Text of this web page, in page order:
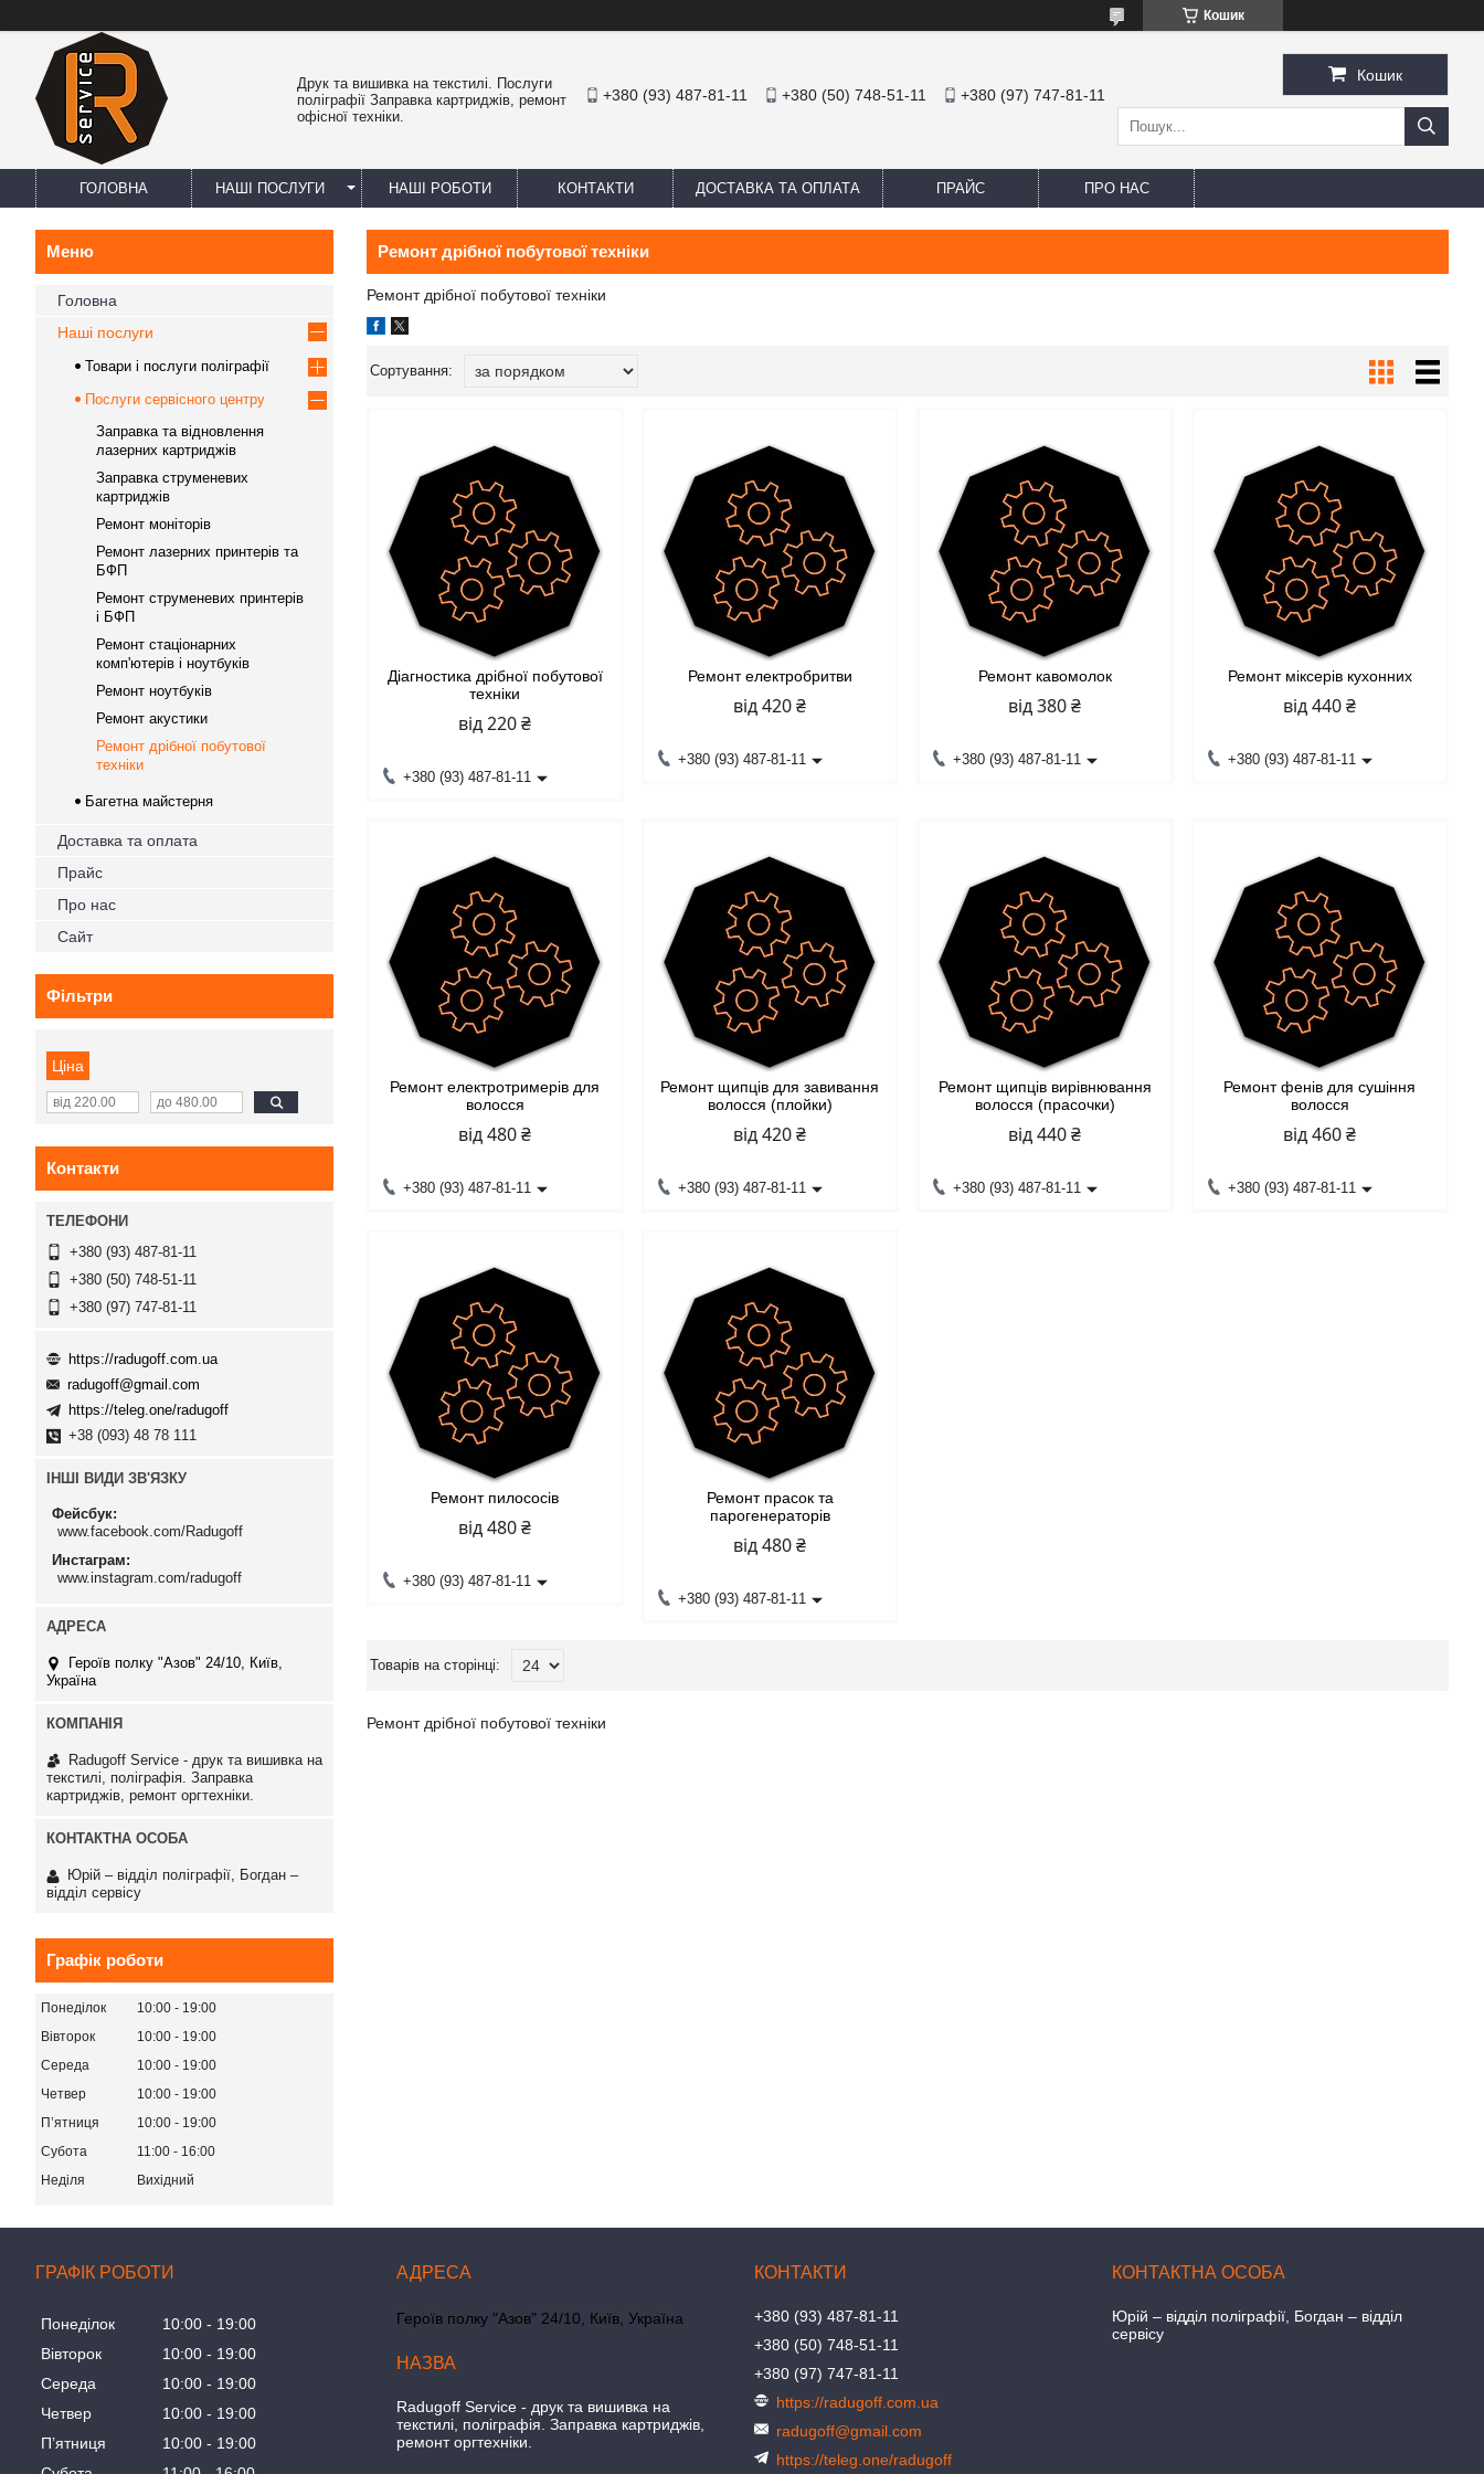
Кошик
Друк та вишивка на текстилі. Послуги
поліграфії Заправка картриджів, ремонт
офісної техніки.
+380 (93) 487-81-11 +380 (50) 748-51-11 +380 (97) 747-81-11
Кошик
ГОЛОВНА НАШІ ПОСЛУГИ НАШІ РОБОТИ КОНТАКТИ ДОСТАВКА ТА ОПЛАТА ПРАЙС ПРО НАС
Ремонт дрібної побутової техніки
Ремонт дрібної побутової техніки
Діагностика дрібної побутової
техніки
від 220 ₴
+380 (93) 487-81-11
Ремонт електробритви
від 420 ₴
+380 (93) 487-81-11
Ремонт кавомолок
від 380 ₴
+380 (93) 487-81-11
Ремонт міксерів кухонних
від 440 ₴
+380 (93) 487-81-11
Ремонт електротримерів для
волосся
від 480 ₴
+380 (93) 487-81-11
Ремонт щипців для завивання
волосся (плойки)
від 420 ₴
+380 (93) 487-81-11
Ремонт щипців вирівнювання
волосся (прасочки)
від 440 ₴
+380 (93) 487-81-11
Ремонт фенів для сушіння
волосся
від 460 ₴
+380 (93) 487-81-11
Ремонт пилососів
від 480 ₴
+380 (93) 487-81-11
Ремонт прасок та
парогенераторів
від 480 ₴
+380 (93) 487-81-11
Ремонт дрібної побутової техніки
Головна
Наші послуги
Товари і послуги поліграфії
Послуги сервісного центру
Заправка та відновлення
лазерних картриджів
Заправка струменевих
картриджів
Ремонт моніторів
Ремонт лазерних принтерів та
БФП
Ремонт струменевих принтерів
і БФП
Ремонт стаціонарних
комп'ютерів і ноутбуків
Ремонт ноутбуків
Ремонт акустики
Ремонт дрібної побутової
техніки
Багетна майстерня
Доставка та оплата
Прайс
Про нас
Сайт
Фільтри
Ціна
Контакти
+380 (93) 487-81-11
+380 (50) 748-51-11
+380 (97) 747-81-11
https://radugoff.com.ua
radugoff@gmail.com
https://teleg.one/radugoff
+38 (093) 48 78 111
ІНШІ ВИДИ ЗВ'ЯЗКУ
Фейсбук
www.facebook.com/Radugoff
Инстаграм
www.instagram.com/radugoff
Героїв полку "Азов" 24/10, Київ,
Україна
Radugoff Service - друк та вишивка на
текстилі, поліграфія. Заправка
картриджів, ремонт оргтехніки.
Юрій – відділ поліграфії, Богдан –
відділ сервісу
Графік роботи
Понеділок 10:00
19:00
Вівторок
10:00
19:00
Середа
10:00
19:00
Четвер
10:00
19:00
Пʼятниця
10:00
19:00
Субота
11:00
16:00
Неділя
Вихідний
ГРАФІК РОБОТИ
Понеділок 10:00
19:00
Вівторок
10:00
19:00
Середа
10:00
19:00
Четвер
10:00
19:00
Пʼятниця
10:00
19:00
Героїв полку "Азов" 24/10, Київ, Україна
Radugoff Service - друк та вишивка на
текстилі, поліграфія. Заправка картриджів,
ремонт оргтехніки.
+380 (93) 487-81-11
+380 (50) 748-51-11
+380 (97) 747-81-11
https://radugoff.com.ua
radugoff@gmail.com
https://teleg.one/radugoff
Юрій – відділ поліграфії, Богдан – відділ
сервісу